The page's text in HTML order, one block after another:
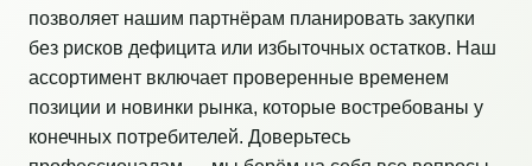
позволяет нашим партнёрам планировать закупки
без рисков дефицита или избыточных остатков. Наш
ассортимент включает проверенные временем
позиции и новинки рынка, которые востребованы у
конечных потребителей. Доверьтесь